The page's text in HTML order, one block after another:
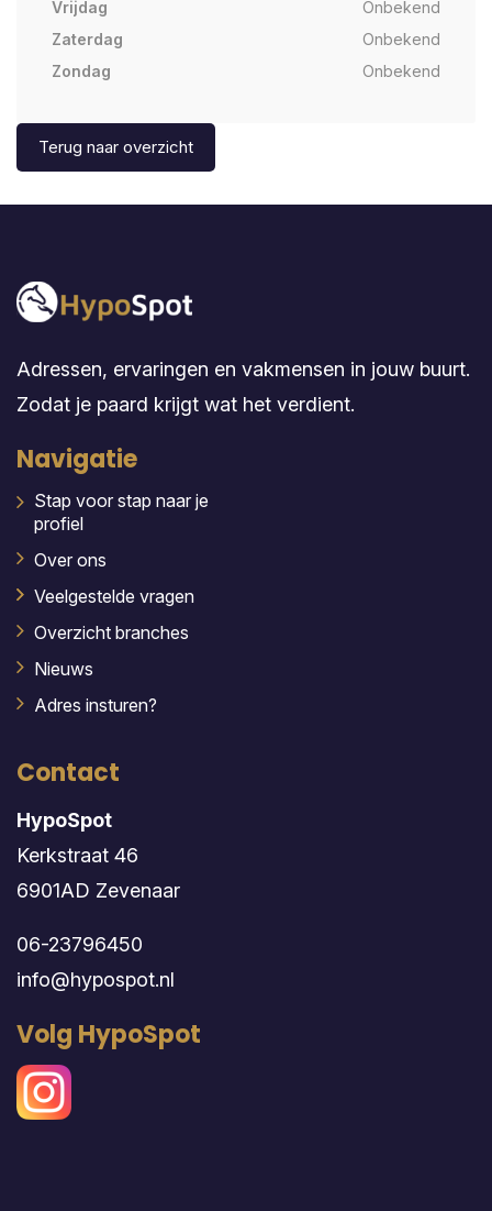
Vrijdag
Onbekend
Zaterdag
Onbekend
Zondag
Onbekend
Terug naar overzicht
Adressen, ervaringen en vakmensen in jouw buurt.
Zodat je paard krijgt wat het verdient.
Navigatie
Stap voor stap naar je
profiel
Over ons
Veelgestelde vragen
Overzicht branches
Nieuws
Adres insturen?
Contact
HypoSpot
Kerkstraat 46
6901AD Zevenaar
06-23796450
info@hypospot.nl
Volg HypoSpot